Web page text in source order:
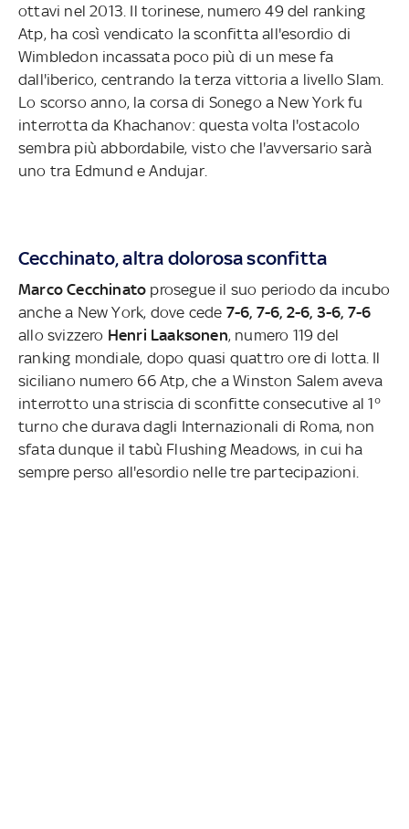
ottavi nel 2013. Il torinese, numero 49 del ranking
Atp, ha così vendicato la sconfitta all'esordio di
Wimbledon incassata poco più di un mese fa
dall'iberico, centrando la terza vittoria a livello Slam.
Lo scorso anno, la corsa di Sonego a New York fu
interrotta da Khachanov: questa volta l'ostacolo
sembra più abbordabile, visto che l'avversario sarà
uno tra Edmund e Andujar.
Cecchinato, altra dolorosa sconfitta
Marco Cecchinato prosegue il suo periodo da incubo
anche a New York, dove cede 7-6, 7-6, 2-6, 3-6, 7-6
allo svizzero Henri Laaksonen, numero 119 del
ranking mondiale, dopo quasi quattro ore di lotta. Il
siciliano numero 66 Atp, che a Winston Salem aveva
interrotto una striscia di sconfitte consecutive al 1°
turno che durava dagli Internazionali di Roma, non
sfata dunque il tabù Flushing Meadows, in cui ha
sempre perso all'esordio nelle tre partecipazioni.